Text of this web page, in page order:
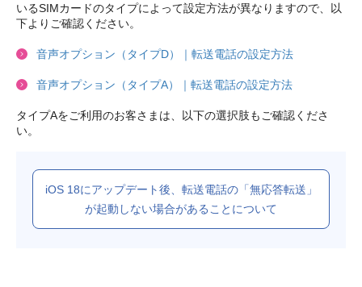
いるSIMカードのタイプによって設定方法が異なりますので、以
下よりご確認ください。
音声オプション（タイプD）｜転送電話の設定方法
音声オプション（タイプA）｜転送電話の設定方法
タイプAをご利用のお客さまは、以下の選択肢もご確認くださ
い。
iOS 18にアップデート後、転送電話の「無応答転送」
が起動しない場合があることについて